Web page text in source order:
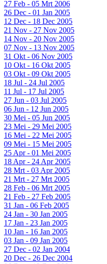
27 Feb - 05 Mrt 2006
26 Dec - 01 Jan 2005
12 Dec - 18 Dec 2005
21 Nov - 27 Nov 2005
14 Nov - 20 Nov 2005
07 Nov - 13 Nov 2005
31 Okt - 06 Nov 2005
10 Okt - 16 Okt 2005
03 Okt - 09 Okt 2005
18 Jul - 24 Jul 2005
11 Jul - 17 Jul 2005
27 Jun - 03 Jul 2005
06 Jun - 12 Jun 2005
30 Mei - 05 Jun 2005
23 Mei - 29 Mei 2005
16 Mei - 22 Mei 2005
09 Mei - 15 Mei 2005
25 Apr - 01 Mei 2005
18 Apr - 24 Apr 2005
28 Mrt - 03 Apr 2005
21 Mrt - 27 Mrt 2005
28 Feb - 06 Mrt 2005
21 Feb - 27 Feb 2005
31 Jan - 06 Feb 2005
24 Jan - 30 Jan 2005
17 Jan - 23 Jan 2005
10 Jan - 16 Jan 2005
03 Jan - 09 Jan 2005
27 Dec - 02 Jan 2004
20 Dec - 26 Dec 2004